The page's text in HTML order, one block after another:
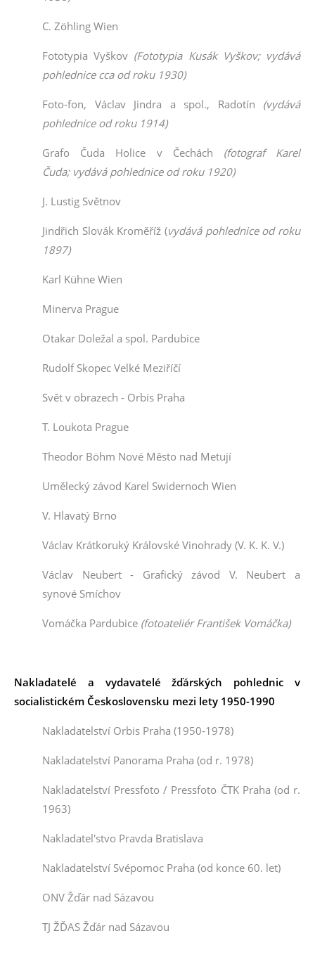
C. Zöhling Wien
Fototypia Vyškov (Fototypia Kusák Vyškov; vydává
pohlednice cca od roku 1930)
Foto-fon, Václav Jindra a spol., Radotín (vydává
pohlednice od roku 1914)
Grafo Čuda Holice v Čechách (fotograf Karel
Čuda; vydává pohlednice od roku 1920)
J. Lustig Světnov
Jindřich Slovák Kroměříž (vydává pohlednice od roku
1897)
Karl Kühne Wien
Minerva Prague
Otakar Doležal a spol. Pardubice
Rudolf Skopec Velké Meziříčí
Svět v obrazech - Orbis Praha
T. Loukota Prague
Theodor Böhm Nové Město nad Metují
Umělecký závod Karel Swidernoch Wien
V. Hlavatý Brno
Václav Krátkoruký Královské Vinohrady (V. K. K. V.)
Václav Neubert - Grafický závod V. Neubert a
synové Smíchov
Vomáčka Pardubice (fotoateliér František Vomáčka)
Nakladatelé a vydavatelé žďárských pohlednicv
socialistickém Československu mezi lety 1950-1990
Nakladatelství Orbis Praha (1950-1978)
Nakladatelství Panorama Praha (od r. 1978)
Nakladatelství Pressfoto / Pressfoto ČTK Praha (od r.
1963)
Nakladatel'stvo Pravda Bratislava
Nakladatelství Svépomoc Praha (od konce 60. let)
ONV Žďár nad Sázavou
TJ ŽĎAS Žďár nad Sázavou